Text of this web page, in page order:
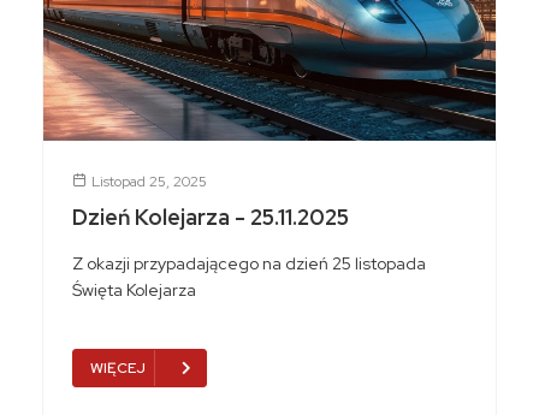
Listopad 25, 2025
Dzień Kolejarza - 25.11.2025
Z okazji przypadającego na dzień 25 listopada
Święta Kolejarza
WIĘCEJ